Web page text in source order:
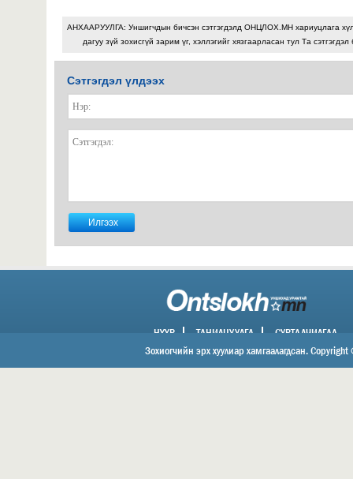
АНХААРУУЛГА: Уншигчдын бичсэн сэтгэгдэлд ОНЦЛОХ.МН хариуцлага
дагуу зүй зохисгүй зарим үг, хэллэгийг хязгаарласан тул Та
Сэтгэгдэл үлдээх
НҮҮР ТАНИЛЦУУЛГА СУРТАЛЧИЛГАА
ХОЛБОО БАРИХ
Зохиогчийн эрх хуулиар хамгаалагдсан.